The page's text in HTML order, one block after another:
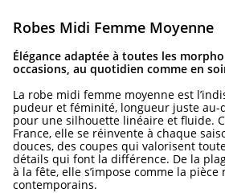
Robes Midi Femme Moyenne
Élégance adaptée à toutes les
occasions, au quotidien comme en
La robe midi femme moyenne est
pudeur et féminité, longueur juste au-
pour une silhouette linéaire et fluide.
France, elle se réinvente à chaque
douces, des coupes qui valorisent
détails qui font la différence. De la
à la fête, elle s’impose comme la pièce
contemporains.